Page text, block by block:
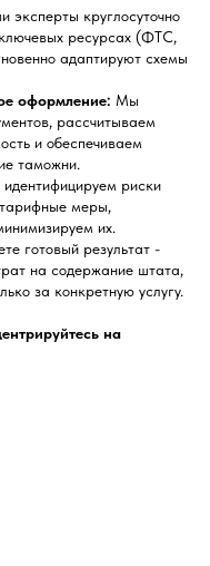
эксперты круглосуточно
ресурсах (ФТС,
адаптируют схемы
оформление: Мы
рассчитываем
и обеспечиваем
таможни.
риски
меры,
их.
готовый результат -
на содержание штата,
за конкретную услугу.
на